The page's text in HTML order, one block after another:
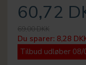
60,72
69,00 DKK
Du sparer: 8,28
Tilbud udløber 08/